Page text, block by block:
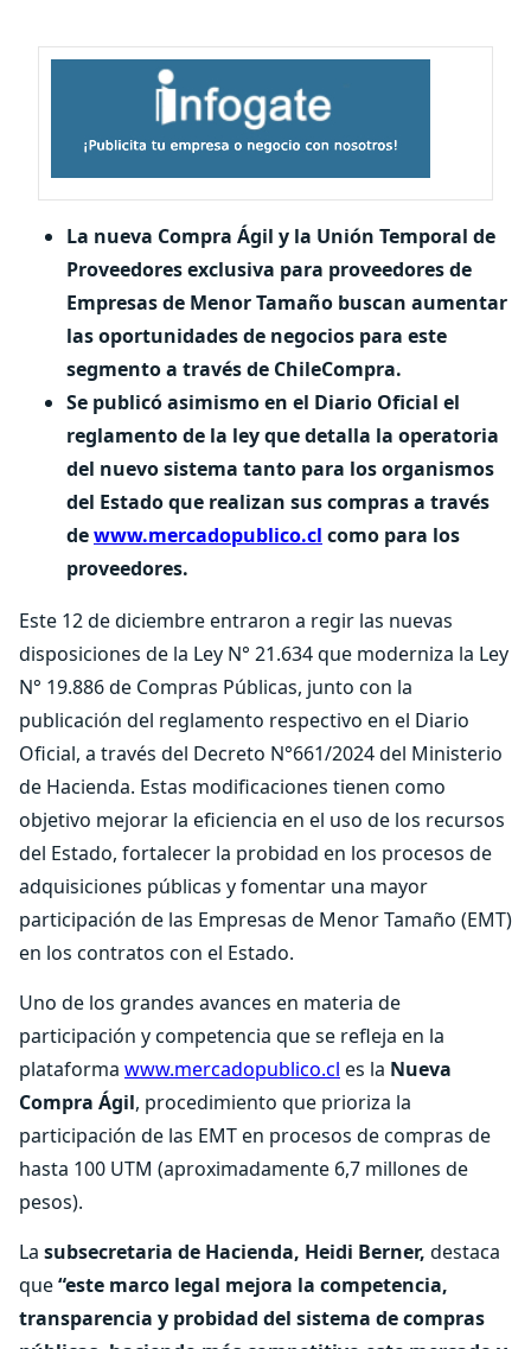
La nueva Compra Ágil y la Unión Temporal de
Proveedores exclusiva para proveedores de
Empresas de Menor Tamaño buscan aumentar
las oportunidades de negocios para este
segmento a través de ChileCompra.
Se publicó asimismo en el Diario Oficial el
reglamento de la ley que detalla la operatoria
del nuevo sistema tanto para los organismos
del Estado que realizan sus compras a través
dewww.mercadopublico.cl como para los
proveedores.
Este 12 de diciembre entraron a regir las nuevas
disposiciones de la Ley N° 21.634 que moderniza la Ley
N° 19.886 de Compras Públicas, junto con la
publicación del reglamento respectivo en el Diario
Oficial, a través del Decreto N°661/2024 del Ministerio
de Hacienda. Estas modificaciones tienen como
objetivo mejorar la eficiencia en el uso de los recursos
del Estado, fortalecer la probidad en los procesos de
adquisiciones públicas y fomentar una mayor
participación de las Empresas de Menor Tamaño (EMT)
en los contratos con el Estado.
Uno de los grandes avances en materia de
participación y competencia que se refleja en la
plataforma www.mercadopublico.cl es la Nueva
Compra Ágil, procedimiento que prioriza la
participación de las EMT en procesos de compras de
hasta 100 UTM (aproximadamente 6,7 millones de
pesos).
La subsecretaria de Hacienda, Heidi Berner, destaca
que“este marco legal mejora la competencia,
transparencia y probidad del sistema de compras